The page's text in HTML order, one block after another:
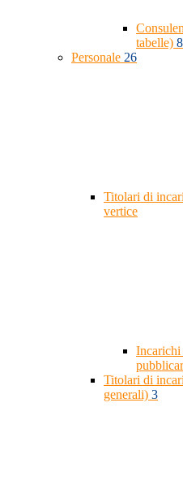
tabelle) 8
Personale 26
Titolari di
vertice
Incarichi
Titolari di
generali) 3